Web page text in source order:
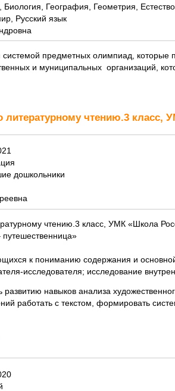
Русский язык
предметных олимпиад, которые
и муниципальных организаций,
литературному чтению.3 класс,
дошкольники
чтению.3 класс, УМК «Школа
к пониманию содержания и
исследователя; исследование
навыков анализа
работать с текстом, формировать